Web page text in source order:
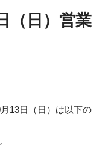
（日）営業
13日（日）は以下の